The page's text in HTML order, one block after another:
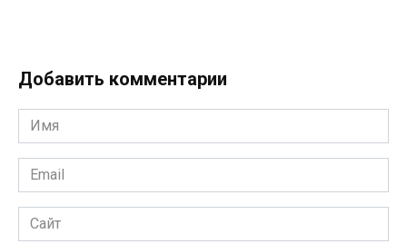
Добавить комментарии
Имя
*
Email
*
Сайт